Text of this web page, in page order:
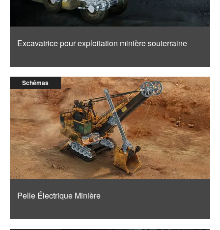
Excavatrice pour exploitation minière souterraine
Schémas
Pelle Électrique Minière